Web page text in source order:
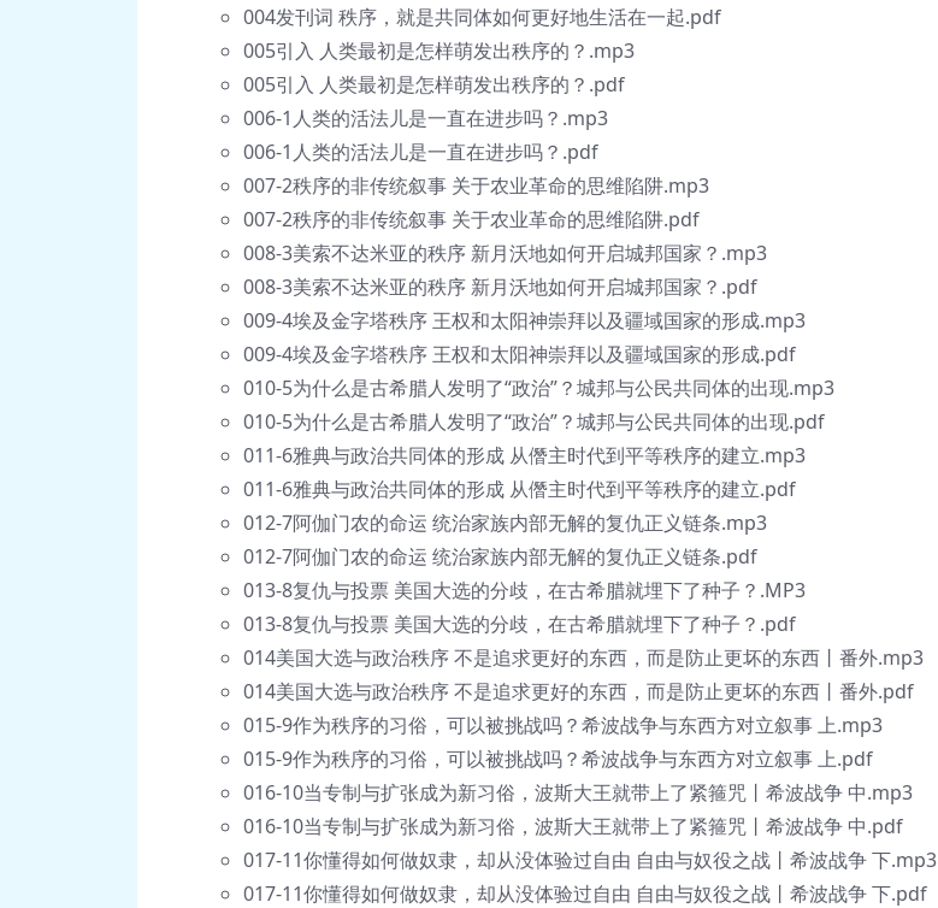
004发刊词 秩序，就是共同体如何更好地生活在一起.pdf
005引入 人类最初是怎样萌发出秩序的？.mp3
005引入 人类最初是怎样萌发出秩序的？.pdf
006-1人类的活法儿是一直在进步吗？.mp3
006-1人类的活法儿是一直在进步吗？.pdf
007-2秩序的非传统叙事 关于农业革命的思维陷阱.mp3
007-2秩序的非传统叙事 关于农业革命的思维陷阱.pdf
008-3美索不达米亚的秩序 新月沃地如何开启城邦国家？.mp3
008-3美索不达米亚的秩序 新月沃地如何开启城邦国家？.pdf
009-4埃及金字塔秩序 王权和太阳神崇拜以及疆域国家的形成.mp3
009-4埃及金字塔秩序 王权和太阳神崇拜以及疆域国家的形成.pdf
010-5为什么是古希腊人发明了“政治”？城邦与公民共同体的出现.mp3
010-5为什么是古希腊人发明了“政治”？城邦与公民共同体的出现.pdf
011-6雅典与政治共同体的形成 从僭主时代到平等秩序的建立.mp3
011-6雅典与政治共同体的形成 从僭主时代到平等秩序的建立.pdf
012-7阿伽门农的命运 统治家族内部无解的复仇正义链条.mp3
012-7阿伽门农的命运 统治家族内部无解的复仇正义链条.pdf
013-8复仇与投票 美国大选的分歧，在古希腊就埋下了种子？.MP3
013-8复仇与投票 美国大选的分歧，在古希腊就埋下了种子？.pdf
014美国大选与政治秩序 不是追求更好的东西，而是防止更坏的东西丨番外.mp3
014美国大选与政治秩序 不是追求更好的东西，而是防止更坏的东西丨番外.pdf
015-9作为秩序的习俗，可以被挑战吗？希波战争与东西方对立叙事 上.mp3
015-9作为秩序的习俗，可以被挑战吗？希波战争与东西方对立叙事 上.pdf
016-10当专制与扩张成为新习俗，波斯大王就带上了紧箍咒丨希波战争 中.mp3
016-10当专制与扩张成为新习俗，波斯大王就带上了紧箍咒丨希波战争 中.pdf
017-11你懂得如何做奴隶，却从没体验过自由 自由与奴役之战丨希波战争 下.mp3
017-11你懂得如何做奴隶，却从没体验过自由 自由与奴役之战丨希波战争 下.pdf